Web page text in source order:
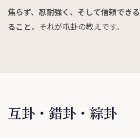
焦らず、忍耐強く、そして信頼でき
ること。 それが屯卦の教えです。
互卦・錯卦・綜卦